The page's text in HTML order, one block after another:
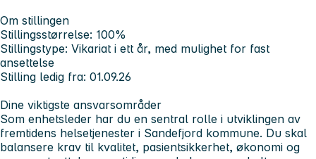
Om stillingen
Stillingsstørrelse: 100%
Stillingstype: Vikariat i ett år, med mulighet for fast
ansettelse
Stilling ledig fra: 01.09.26
Dine viktigste ansvarsområder
Som enhetsleder har du en sentral rolle i utviklingen av
fremtidens helsetjenester i Sandefjord kommune. Du skal
balansere krav til kvalitet, pasientsikkerhet, økonomi og